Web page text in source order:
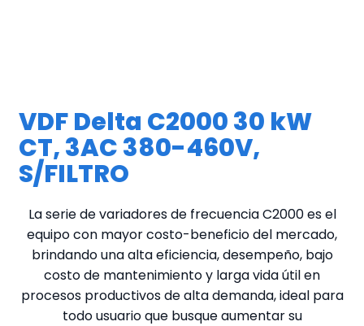
VDF Delta C2000 30 kW
CT, 3AC 380-460V,
S/FILTRO
La serie de variadores de frecuencia C2000 es el
equipo con mayor costo-beneficio del mercado,
brindando una alta eficiencia, desempeño, bajo
costo de mantenimiento y larga vida útil en
procesos productivos de alta demanda, ideal para
todo usuario que busque aumentar su